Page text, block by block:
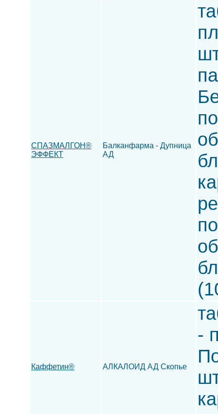
СПАЗМАЛГОН®
ЭФФЕКТ
Балканфарма - Дупница
АД
Каффетин® АЛКАЛОИД АД Скопье
-